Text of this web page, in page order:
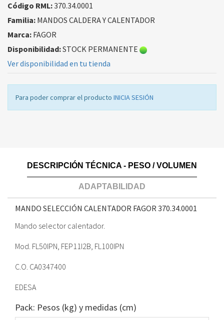
Código RML:370.34.0001
Familia: MANDOS CALDERA Y CALENTADOR
Marca: FAGOR
Disponibilidad:STOCK PERMANENTE
Ver disponibilidad en tu tienda
Para poder comprar el producto INICIA SESIÓN
DESCRIPCIÓN TÉCNICA - PESO / VOLUMEN
ADAPTABILIDAD
MANDO SELECCIÓN CALENTADOR FAGOR370.34.0001
Mando selector calentador.
Mod. FL50IPN, FEP11I2B, FL100IPN
C.O. CA0347400
EDESA
Pack: Pesos (kg) y medidas (cm)